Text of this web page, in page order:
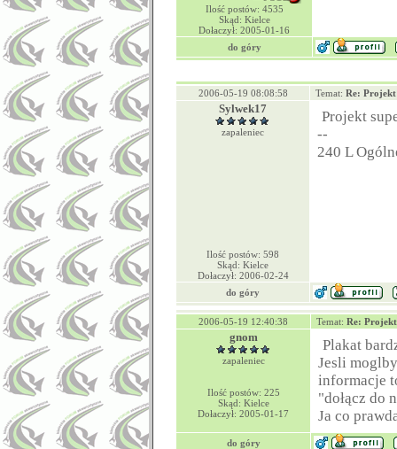
Ilość postów: 4535
Skąd: Kielce
Dołaczył: 2005-01-16
do góry
2006-05-19 08:08:58 Temat: Re:
Sylwek17
zapaleniec
Ilość postów: 598
Skąd: Kielce
Dołaczył: 2006-02-24
Projekt
--
240 L
do góry
2006-05-19 12:40:38 Temat: Re:
gnom
zapaleniec
Ilość postów: 225
Skąd: Kielce
Dołaczył: 2005-01-17
Plakat
Jesli
informacje
"dołącz do
Ja co
do góry